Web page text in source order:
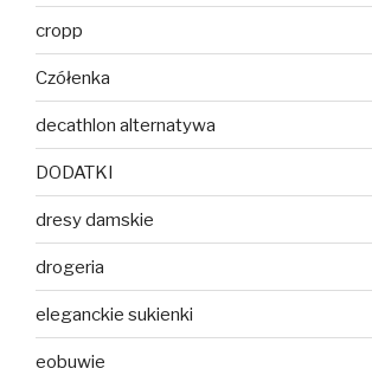
cropp
Czółenka
decathlon alternatywa
DODATKI
dresy damskie
drogeria
eleganckie sukienki
eobuwie